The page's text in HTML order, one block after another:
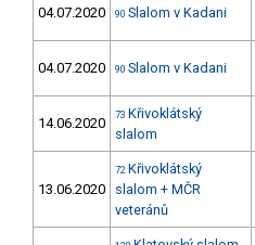
04.07.2020 90 Slalom v Kadani
04.07.2020 90 Slalom v Kadani
14.06.2020 73 Křivoklátský
slalom
13.06.2020
72 Křivoklátský
slalom + MČR
veteránů